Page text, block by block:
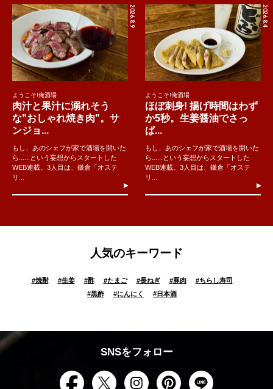
2026.8.9
ようこそ!俺酒場
肉汁と果汁に溺れそう
な"おしゃれ焼き肉"。サ
ンジョ...
もし、あのシェフが家で酒場を開いた
ら......という妄想からスタートした
WEB連載。3人目は、鎌倉「オステ
リ...
2026.8.4
ようこそ!俺酒場
ほぼ刺身! 揚げ時間はわず
か5秒。生姜醤油でさっ
ぱ...
もし、あのシェフが家で酒場を開いた
ら......という妄想からスタートした
WEB連載。3人目は、鎌倉「オステ
リ...
人気のキーワード
#焼酎 #生姜 #酢 #たまご #長ねぎ #豚肉 #ちらし寿司
#黒酢 #にんにく #日本酒
SNSをフォロー